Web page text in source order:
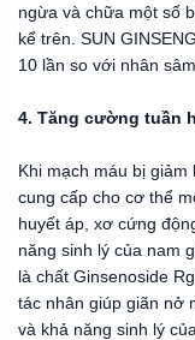
ngừa và chữa một số
kể trên. SUN
10 lần so với nhân
4. Tăng cường tuần
Khi mạch máu bị
cung cấp cho cơ thể
huyết áp, xơ cứng
năng sinh lý của nam
là chất Ginsenoside
tác nhân giúp giãn nở
và khả năng sinh lý